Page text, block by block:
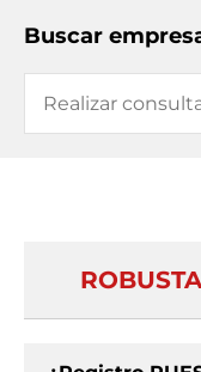
Buscar